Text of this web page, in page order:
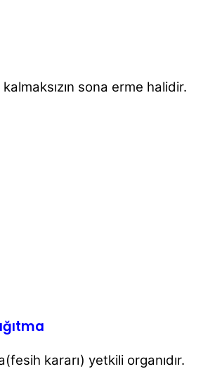
sona erme halidir.
kararı) yetkili organıdır.